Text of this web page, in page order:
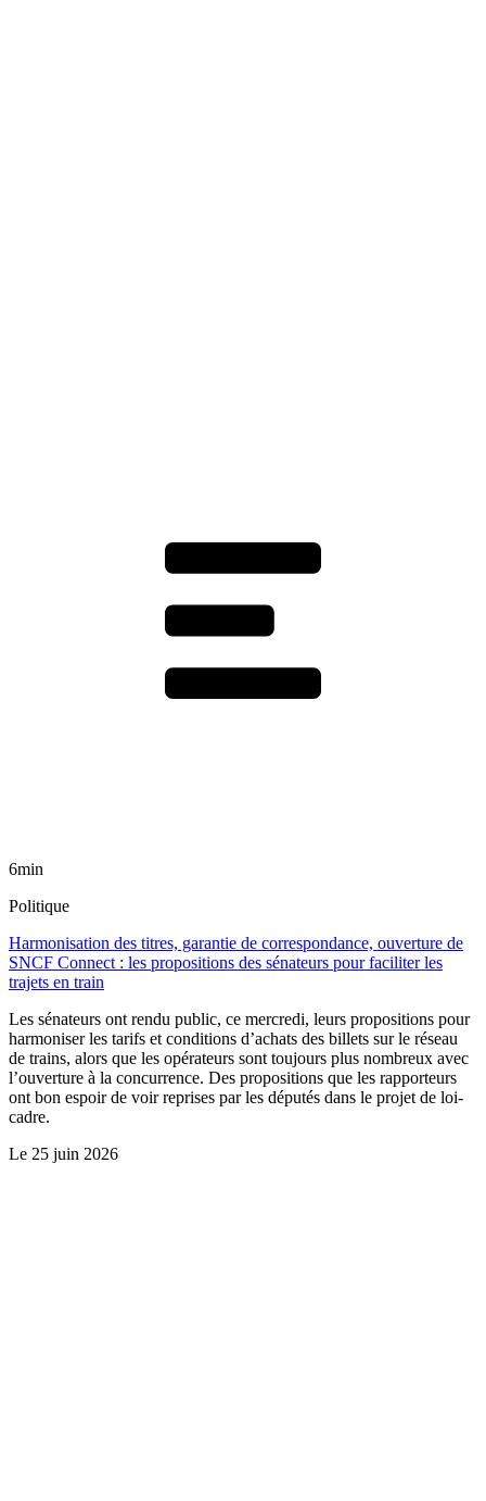
6min
Politique
Harmonisation des titres, garantie de correspondance, ouverture de
SNCF Connect : les propositions des sénateurs pour faciliter les
trajets en train
Les sénateurs ont rendu public, ce mercredi, leurs propositions pour
harmoniser les tarifs et conditions d’achats des billets sur le réseau
de trains, alors que les opérateurs sont toujours plus nombreux avec
l’ouverture à la concurrence. Des propositions que les rapporteurs
ont bon espoir de voir reprises par les députés dans le projet de loi-
cadre.
Le 25 juin 2026